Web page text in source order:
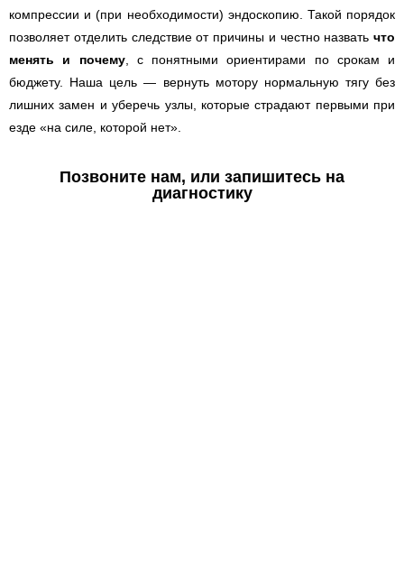
компрессии и (при необходимости) эндоскопию. Такой порядок
позволяет отделить следствие от причины и честно назвать что
менять и почему, с понятными ориентирами по срокам и
бюджету. Наша цель — вернуть мотору нормальную тягу без
лишних замен и уберечь узлы, которые страдают первыми при
езде «на силе, которой нет».
Позвоните нам, или запишитесь на
диагностику